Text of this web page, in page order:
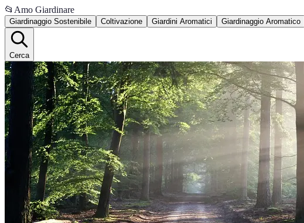
📂 Amo Giardinare
Giardinaggio Sostenibile Coltivazione Giardini Aromatici Giardinaggio Aromatico
Cerca